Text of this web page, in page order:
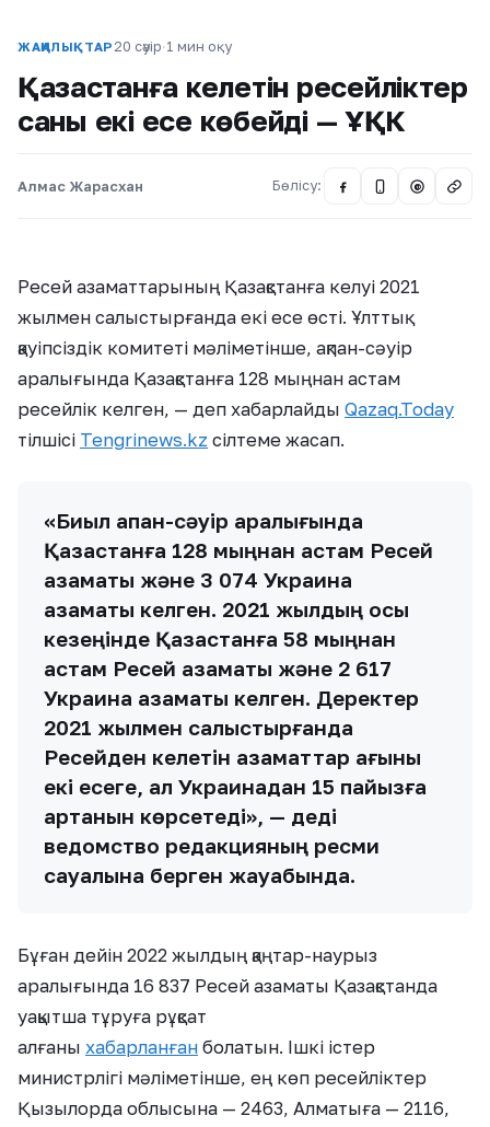
ЖАҢАЛЫҚТАР 20 сәуір·1 мин оқу
Қазақстанға келетін ресейліктер
саны екі есе көбейді — ҰҚК
Алмас Жарасхан Бөлісу: @
Ресей азаматтарының Қазақстанға келуі 2021
жылмен салыстырғанда екі есе өсті. Ұлттық
қауіпсіздік комитеті мәліметінше, ақпан-сәуір
аралығында Қазақстанға 128 мыңнан астам
ресейлік келген, — деп хабарлайды Qazaq.Today
тілшісі Tengrinews.kz сілтеме жасап.
«Биыл ақпан-сәуір аралығында
Қазақстанға 128 мыңнан астам Ресей
азаматы және 3 074 Украина
азаматы келген. 2021 жылдың осы
кезеңінде Қазақстанға 58 мыңнан
астам Ресей азаматы және 2 617
Украина азаматы келген. Деректер
2021 жылмен салыстырғанда
Ресейден келетін азаматтар ағыны
екі есеге, ал Украинадан 15 пайызға
артқанын көрсетеді», — деді
ведомство редакцияның ресми
сауалына берген жауабында.
Бұған дейін 2022 жылдың қаңтар-наурыз
аралығында 16 837 Ресей азаматы Қазақстанда
уақытша тұруға рұқсат
алғаны хабарланған болатын. Ішкі істер
министрлігі мәліметінше, ең көп ресейліктер
Қызылорда облысына — 2463, Алматыға — 2116,